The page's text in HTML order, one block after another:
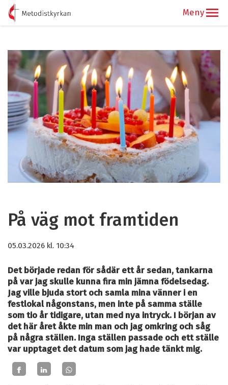
På väg mot framtiden
05.03.2026 kl. 10:34
Det började redan för sådär ett år sedan, tankarna
på var jag skulle kunna fira min jämna födelsedag.
Jag ville bjuda stort och samla mina vänner i en
festlokal någonstans, men inte på samma ställe
som tio år tidigare, utan med nya intryck. I början av
det här året åkte min man och jag omkring och såg
på några ställen. Inga ställen passade och ett ställe
var upptaget det datum som jag hade tänkt mig.